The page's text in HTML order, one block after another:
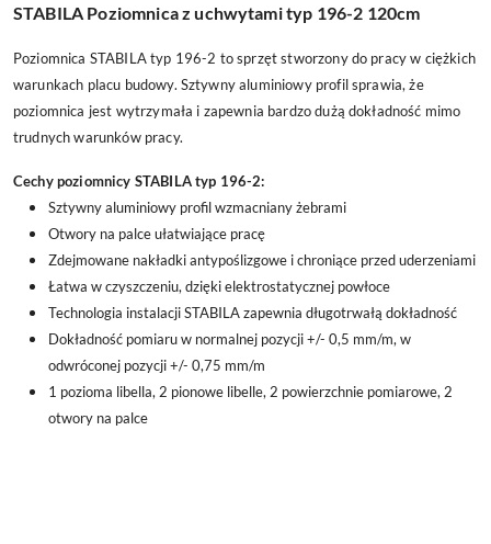
STABILA Poziomnica z uchwytami typ 196-2 120cm
Poziomnica STABILA typ 196-2 to sprzęt stworzony do pracy w ciężkich
warunkach placu budowy. Sztywny aluminiowy profil sprawia, że
poziomnica jest wytrzymała i zapewnia bardzo dużą dokładność mimo
trudnych warunków pracy.
Cechy poziomnicy STABILA typ 196-2:
Sztywny aluminiowy profil wzmacniany żebrami
Otwory na palce ułatwiające pracę
Zdejmowane nakładki antypoślizgowe i chroniące przed uderzeniami
Łatwa w czyszczeniu, dzięki elektrostatycznej powłoce
Technologia instalacji STABILA zapewnia długotrwałą dokładność
Dokładność pomiaru w normalnej pozycji +/- 0,5 mm/m, w
odwróconej pozycji +/- 0,75 mm/m
1 pozioma libella, 2 pionowe libelle, 2 powierzchnie pomiarowe, 2
otwory na palce